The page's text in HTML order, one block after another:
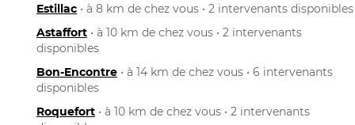
Estillac • à 8 km de chez vous • 2 intervenants disponibles
Astaffort • à 10 km de chez vous • 2 intervenants
disponibles
Bon-Encontre • à 14 km de chez vous • 6 intervenants
disponibles
Roquefort • à 10 km de chez vous • 2 intervenants